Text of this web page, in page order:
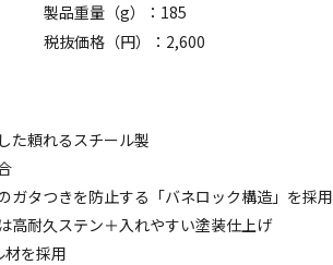
製品重量（g）：185
税抜価格（円）：2,600
た頼れるスチール製
ガタつきを防止する「バネロック構造」を採用
高耐久ステン＋入れやすい塗装仕上げ
を採用